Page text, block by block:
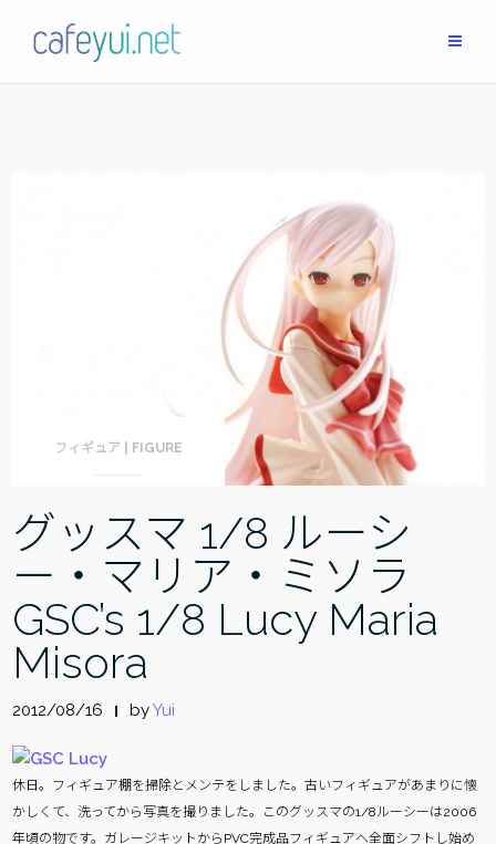
フィギュア | FIGURE
グッスマ 1/8 ルーシ
ー・マリア・ミソラ
GSC’s 1/8 Lucy Maria
Misora
2012/08/16 byYui
休日。フィギュア棚を掃除とメンテをしました。古いフィギュアがあまりに懐
かしくて、洗ってから写真を撮りました。このグッスマの1/8ルーシーは2006
年頃の物です。ガレージキットからPVC完成品フィギュアへ全面シフトし始め